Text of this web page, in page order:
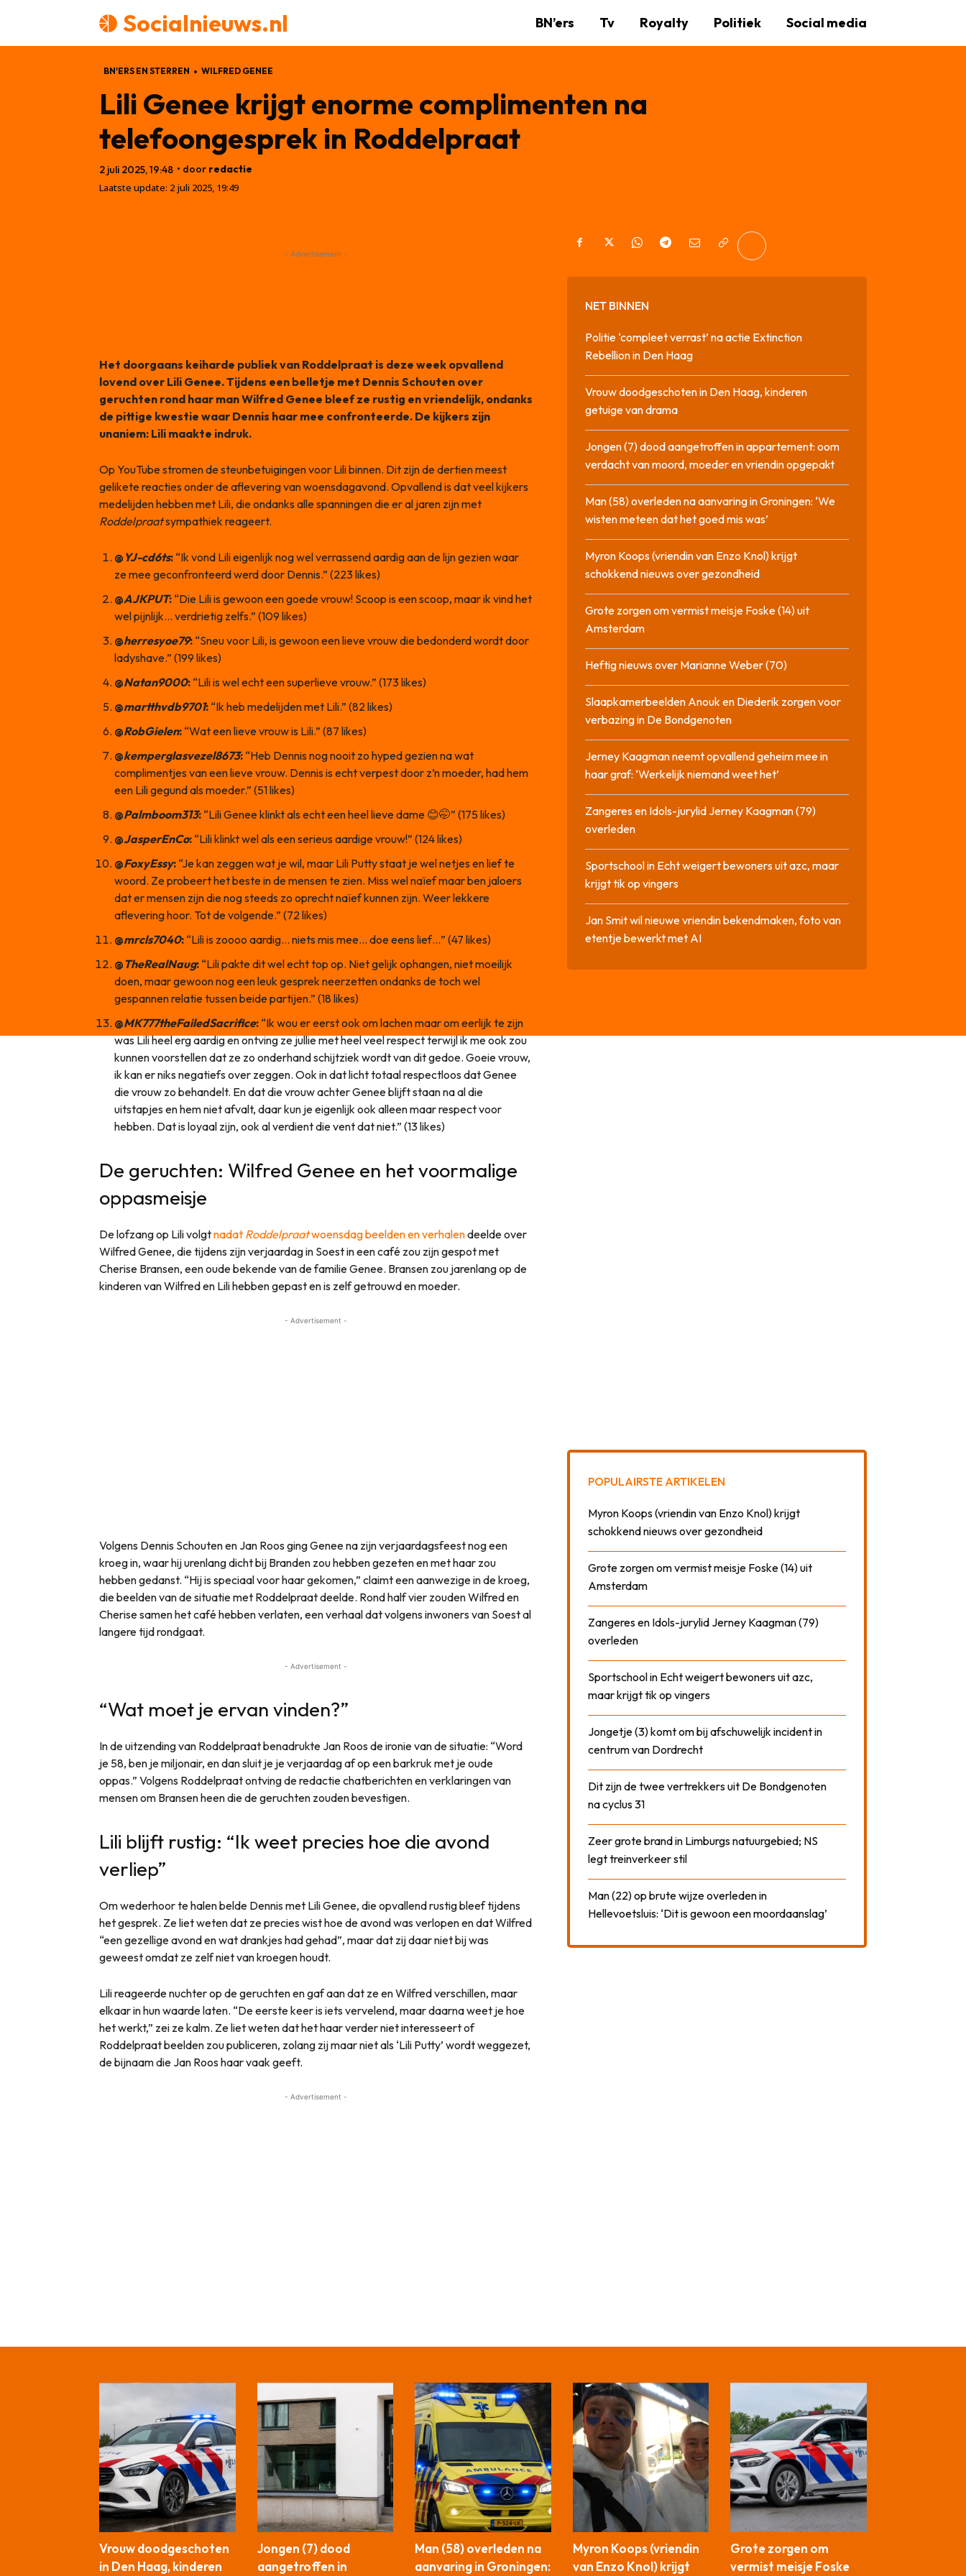
Socialnieuws.nl BN’ers Tv Royalty Politiek Social media
BN'ERS EN STERREN WILFRED GENEE
Lili Genee krijgt enorme complimenten na
telefoongesprek in Roddelpraat
2 juli 2025, 19:48 • door redactie
Laatste update: 2 juli 2025, 19:49
- Advertisement -
Het doorgaans keiharde publiek van Roddelpraat is deze week opvallend
lovend over Lili Genee. Tijdens een belletje met Dennis Schouten over
geruchten rond haar man Wilfred Genee bleef ze rustig en vriendelijk, ondanks
de pittige kwestie waar Dennis haar mee confronteerde. De kijkers zijn
unaniem: Lili maakte indruk.
Op YouTube stromen de steunbetuigingen voor Lili binnen. Dit zijn de dertien meest
gelikete reacties onder de aflevering van woensdagavond. Opvallend is dat veel kijkers
medelijden hebben met Lili, die ondanks alle spanningen die er al jaren zijn met
Roddelpraatsympathiek reageert.
@ YJ-cd6ts: “Ik vond Lili eigenlijk nog wel verrassend aardig aan de lijn gezien waar
ze mee geconfronteerd werd door Dennis.” (223 likes)
@AJKPUT: “Die Lili is gewoon een goede vrouw! Scoop is een scoop, maar ik vind het
wel pijnlijk… verdrietig zelfs.” (109 likes)
@herresyoe79: “Sneu voor Lili, is gewoon een lieve vrouw die bedonderd wordt door
ladyshave.” (199 likes)
@Natan9000: “Lili is wel echt een superlieve vrouw.” (173 likes)
@martthvdb9701: “Ik heb medelijden met Lili.” (82 likes)
@RobGielen: “Wat een lieve vrouw is Lili.” (87 likes)
@kemperglasvezel8673: “Heb Dennis nog nooit zo hyped gezien na wat
complimentjes van een lieve vrouw. Dennis is echt verpest door z’n moeder, had hem
een Lili gegund als moeder.” (51 likes)
@Palmboom313: “Lili Genee klinkt als echt een heel lieve dame 😊🤭” (175 likes)
@JasperEnCo: “Lili klinkt wel als een serieus aardige vrouw!” (124 likes)
@FoxyEssy: “Je kan zeggen wat je wil, maar Lili Putty staat je wel netjes en lief te
woord. Ze probeert het beste in de mensen te zien. Miss wel naïef maar ben jaloers
dat er mensen zijn die nog steeds zo oprecht naïef kunnen zijn. Weer lekkere
aflevering hoor. Tot de volgende.” (72 likes)
@mrcls7040: “Lili is zoooo aardig… niets mis mee… doe eens lief…” (47 likes)
@TheRealNaug: “Lili pakte dit wel echt top op. Niet gelijk ophangen, niet moeilijk
doen, maar gewoon nog een leuk gesprek neerzetten ondanks de toch wel
gespannen relatie tussen beide partijen.” (18 likes)
@MK777theFailedSacrifice: “Ik wou er eerst ook om lachen maar om eerlijk te zijn
was Lili heel erg aardig en ontving ze jullie met heel veel respect terwijl ik me ook zou
kunnen voorstellen dat ze zo onderhand schijtziek wordt van dit gedoe. Goeie vrouw,
ik kan er niks negatiefs over zeggen. Ook in dat licht totaal respectloos dat Genee
die vrouw zo behandelt. En dat die vrouw achter Genee blijft staan na al die
uitstapjes en hem niet afvalt, daar kun je eigenlijk ook alleen maar respect voor
hebben. Dat is loyaal zijn, ook al verdient die vent dat niet.” (13 likes)
De geruchten: Wilfred Genee en het voormalige
oppasmeisje
De lofzang op Lili volgtnadat Roddelpraatwoensdag beelden en verhalendeelde over
Wilfred Genee, die tijdens zijn verjaardag in Soest in een café zou zijn gespot met
Cherise Bransen, een oude bekende van de familie Genee. Bransen zou jarenlang op de
kinderen van Wilfred en Lili hebben gepast en is zelf getrouwd en moeder.
- Advertisement -
Volgens Dennis Schouten en Jan Roos ging Genee na zijn verjaardagsfeest nog een
kroeg in, waar hij urenlang dicht bij Branden zou hebben gezeten en met haar zou
hebben gedanst. “Hij is speciaal voor haar gekomen,” claimt een aanwezige in de kroeg,
die beelden van de situatie met Roddelpraat deelde. Rond half vier zouden Wilfred en
Cherise samen het café hebben verlaten, een verhaal dat volgens inwoners van Soest al
langere tijd rondgaat.
- Advertisement -
“Wat moet je ervan vinden?”
In de uitzending van Roddelpraat benadrukte Jan Roos de ironie van de situatie: “Word
je 58, ben je miljonair, en dan sluit je je verjaardag af op een barkruk met je oude
oppas.” Volgens Roddelpraat ontving de redactie chatberichten en verklaringen van
mensen om Bransen heen die de geruchten zouden bevestigen.
Lili blijft rustig: “Ik weet precies hoe die avond
verliep”
Om wederhoor te halen belde Dennis met Lili Genee, die opvallend rustig bleef tijdens
het gesprek. Ze liet weten dat ze precies wist hoe de avond was verlopen en dat Wilfred
“een gezellige avond en wat drankjes had gehad”, maar dat zij daar niet bij was
geweest omdat ze zelf niet van kroegen houdt.
Lili reageerde nuchter op de geruchten en gaf aan dat ze en Wilfred verschillen, maar
elkaar in hun waarde laten. “De eerste keer is iets vervelend, maar daarna weet je hoe
het werkt,” zei ze kalm. Ze liet weten dat het haar verder niet interesseert of
Roddelpraat beelden zou publiceren, zolang zij maar niet als ‘Lili Putty’ wordt weggezet,
de bijnaam die Jan Roos haar vaak geeft.
- Advertisement -
NET BINNEN
Politie ‘compleet verrast’ na actie Extinction
Rebellion in Den Haag
Vrouw doodgeschoten in Den Haag, kinderen
getuige van drama
Jongen (7) dood aangetroffen in appartement: oom
verdacht van moord, moeder en vriendin opgepakt
Man (58) overleden na aanvaring in Groningen: ‘We
wisten meteen dat het goed mis was’
Myron Koops (vriendin van Enzo Knol) krijgt
schokkend nieuws over gezondheid
Grote zorgen om vermist meisje Foske (14) uit
Amsterdam
Heftig nieuws over Marianne Weber (70)
Slaapkamerbeelden Anouk en Diederik zorgen voor
verbazing in De Bondgenoten
Jerney Kaagman neemt opvallend geheim mee in
haar graf: ‘Werkelijk niemand weet het’
Zangeres en Idols-jurylid Jerney Kaagman (79)
overleden
Sportschool in Echt weigert bewoners uit azc, maar
krijgt tik op vingers
Jan Smit wil nieuwe vriendin bekendmaken, foto van
etentje bewerkt met AI
POPULAIRSTE ARTIKELEN
Myron Koops (vriendin van Enzo Knol) krijgt
schokkend nieuws over gezondheid
Grote zorgen om vermist meisje Foske (14) uit
Amsterdam
Zangeres en Idols-jurylid Jerney Kaagman (79)
overleden
Sportschool in Echt weigert bewoners uit azc,
maar krijgt tik op vingers
Jongetje (3) komt om bij afschuwelijk incident in
centrum van Dordrecht
Dit zijn de twee vertrekkers uit De Bondgenoten
na cyclus 31
Zeer grote brand in Limburgs natuurgebied; NS
legt treinverkeer stil
Man (22) op brute wijze overleden in
Hellevoetsluis: ‘Dit is gewoon een moordaanslag’
Vrouw doodgeschoten
in Den Haag, kinderen
Jongen (7) dood
aangetroffen in
Man (58) overleden na
aanvaring in Groningen:
Myron Koops (vriendin
van Enzo Knol) krijgt
Grote zorgen om
vermist meisje Foske